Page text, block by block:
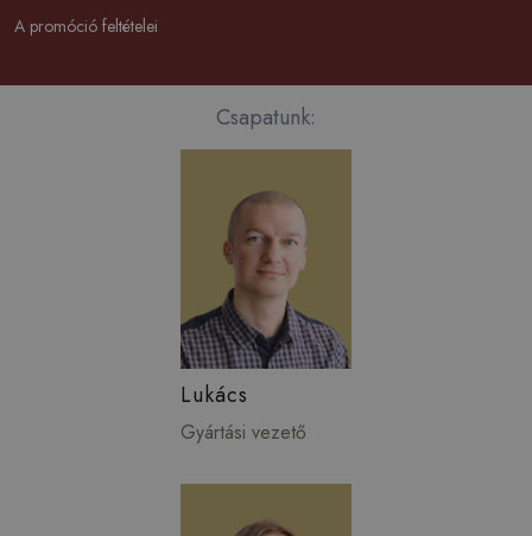
A promóció feltételei
Csapatunk:
Lukács
Gyártási vezető